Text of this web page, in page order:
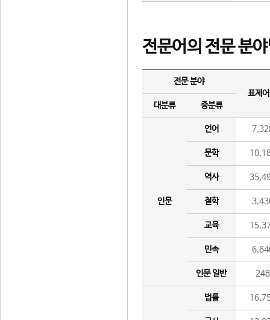
전문어의 전문 분
전문 분야
표제
대분류
중분류
인문
언어
문학
역사
철학
교육
민속
인문 일반 248
법률